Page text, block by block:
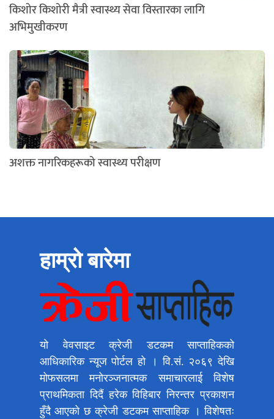
किशोर किशोरी मैत्री स्वास्थ्य सेवा विस्तारका लागि
अभिमुखीकरण
अशक्त नागरिकहरूको स्वास्थ्य परीक्षण
हाम्रो बारेमा
यो वेवसाइट क्रेजी डटकम साप्ताहिकको
आधिकारिक न्यूज पोर्टल हो । वि.सं. २०६९ देखि
मोफसलमा मनोरञ्जनात्मक समाचारलाई विशेष
प्राथमिकता दिदैं हरेक विहिबार निरन्तर प्रकाशन
हुँदै आएको छ क्रेजी डटकम साप्ताहिक । विशेषतः